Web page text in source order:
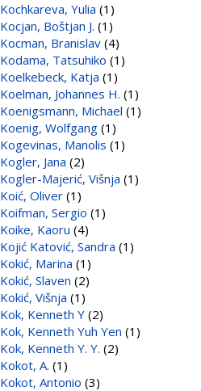
Kochkareva, Yulia (1)
Kocjan, Boštjan J. (1)
Kocman, Branislav (4)
Kodama, Tatsuhiko (1)
Koelkebeck, Katja (1)
Koelman, Johannes H. (1)
Koenigsmann, Michael (1)
Koenig, Wolfgang (1)
Kogevinas, Manolis (1)
Kogler, Jana (2)
Kogler-Majerić, Višnja (1)
Koić, Oliver (1)
Koifman, Sergio (1)
Koike, Kaoru (4)
Kojić Katović, Sandra (1)
Kokić, Marina (1)
Kokić, Slaven (2)
Kokić, Višnja (1)
Kok, Kenneth Y (2)
Kok, Kenneth Yuh Yen (1)
Kok, Kenneth Y. Y. (2)
Kokot, A. (1)
Kokot, Antonio (3)